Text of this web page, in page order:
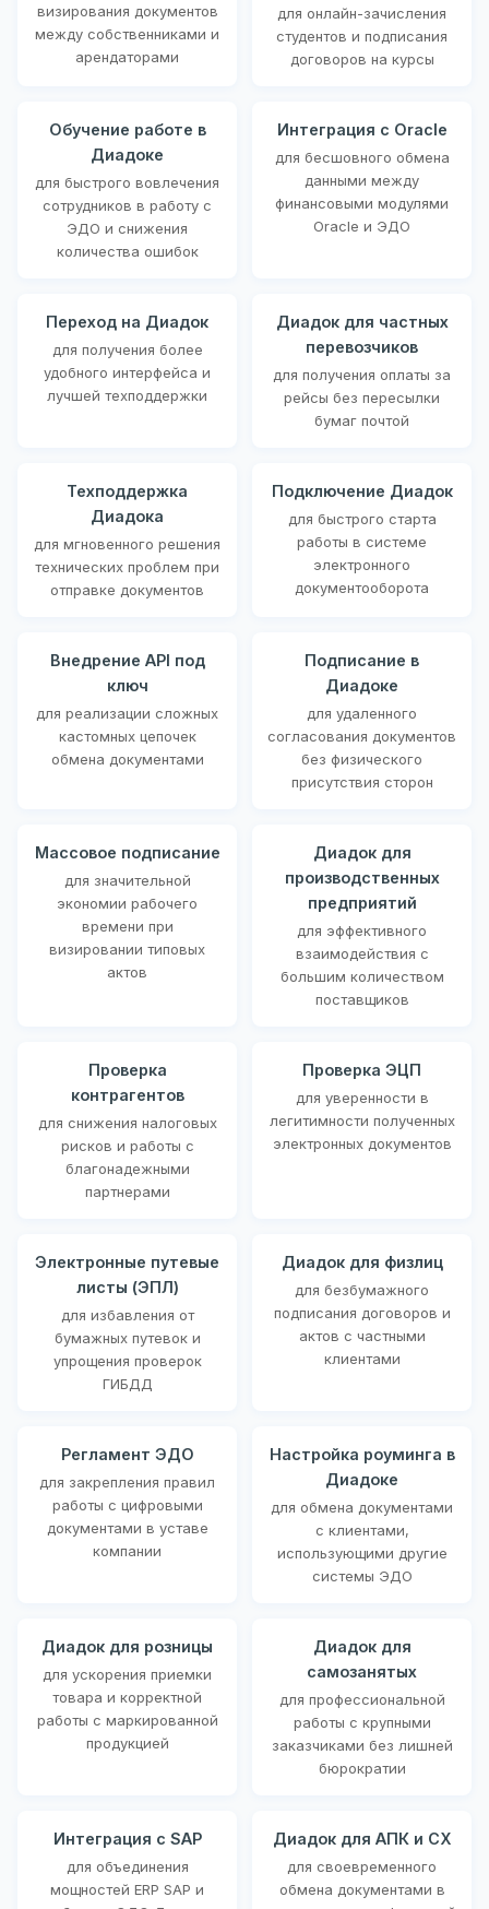
визирования документов
между собственниками и
арендаторами
для онлайн-зачисления
студентов и подписания
договоров на курсы
Обучение работе в
Диадоке
для быстрого вовлечения
сотрудников в работу с
ЭДО и снижения
количества ошибок
Интеграция с Oracle
для бесшовного обмена
данными между
финансовыми модулями
Oracle и ЭДО
Переход на Диадок
для получения более
удобного интерфейса и
лучшей техподдержки
Диадок для частных
перевозчиков
для получения оплаты за
рейсы без пересылки
бумаг почтой
Техподдержка
Диадока
для мгновенного решения
технических проблем при
отправке документов
Подключение Диадок
для быстрого старта
работы в системе
электронного
документооборота
Внедрение API под
ключ
для реализации сложных
кастомных цепочек
обмена документами
Подписание в
Диадоке
для удаленного
согласования документов
без физического
присутствия сторон
Массовое подписание
для значительной
экономии рабочего
времени при
визировании типовых
актов
Диадок для
производственных
предприятий
для эффективного
взаимодействия с
большим количеством
поставщиков
Проверка
контрагентов
для снижения налоговых
рисков и работы с
благонадежными
партнерами
Проверка ЭЦП
для уверенности в
легитимности полученных
электронных документов
Электронные путевые
листы (ЭПЛ)
для избавления от
бумажных путевок и
упрощения проверок
ГИБДД
Диадок для физлиц
для безбумажного
подписания договоров и
актов с частными
клиентами
Регламент ЭДО
для закрепления правил
работы с цифровыми
документами в уставе
компании
Настройка роуминга в
Диадоке
для обмена документами
с клиентами,
использующими другие
системы ЭДО
Диадок для розницы
для ускорения приемки
товара и корректной
работы с маркированной
продукцией
Диадок для
самозанятых
для профессиональной
работы с крупными
заказчиками без лишней
бюрократии
Интеграция с SAP
для объединения
мощностей ERP SAP и
Диадок для АПК и СХ
для своевременного
обмена документами в